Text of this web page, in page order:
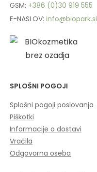
GSM: +386 (0)30 919 555
E-NASLOV: info@biopark.si
SPLOŠNI POGOJI
Splošni pogoji poslovanja
Piškotki
Informacije o dostavi
Vračila
Odgovorna oseba